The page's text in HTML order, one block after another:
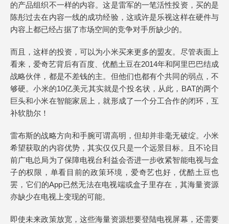
的产品组织不一样的内容。这是雷军的一笔活性投资，买的是
陈彤过去在内容一线的成功经验，这或许是乐视这样在硬件与
内容上都已经占据了市场空间的竞争对手所缺少的。
而且，这样的投资，可以为小米买来更多的盟友。尽管表面上
看来，爱奇艺背后有百度、优酷土豆在2014年和阿里巴巴结成
战略伙伴，都是不差钱的主。但他们也都有个共同的弱点，不
够硬。小米的10亿美元其实就是个投名状，从此，BAT的两个
巨头和小米在智能家居上，就形成了一个分工合作的闭环，互
补软肋尔！
雷布斯的战略方向和手腕可谓高明，但却并非毫无破绽。小米
希望获取的内容优势，其实仅仅只是一个远景目标。且不论目
前广电总局为了保障电视台利益会否进一步收紧智能电视与盒
子的权限，单看目前的政策环境，爱奇艺也好，优酷土豆也
罢，它们的App已然无法在电视端或盒子里存在，其海量资源
亦缺少在电视上变现的可能。
即使未来政策放宽，这些海量资源想要登陆电视屏幕，还需要